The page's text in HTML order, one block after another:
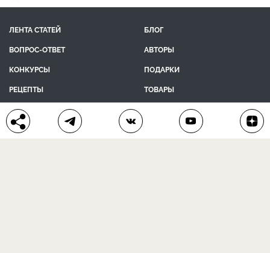
ЛЕНТА СТАТЕЙ
БЛОГ
ВОПРОС-ОТВЕТ
АВТОРЫ
КОНКУРСЫ
ПОДАРКИ
РЕЦЕПТЫ
ТОВАРЫ
ПОМОЩЬ
КОНТАКТЫ